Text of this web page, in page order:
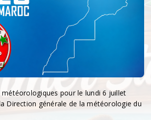
météorologiques pour le lundi 6 juillet
Direction générale de la météorologie du